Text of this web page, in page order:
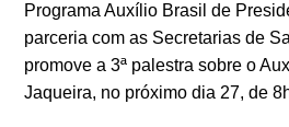
Programa Auxílio Brasil de
parceria com as Secretarias de
promove a 3ª palestra sobre o
Jaqueira, no próximo dia 27, de